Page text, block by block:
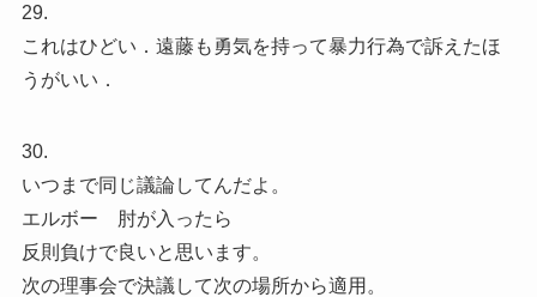
29.
これはひどい．遠藤も勇気を持って暴力行為で訴えたほ
うがいい．
30.
いつまで同じ議論してんだよ。
エルボー 肘が入ったら
反則負けで良いと思います。
次の理事会で決議して次の場所から適用。